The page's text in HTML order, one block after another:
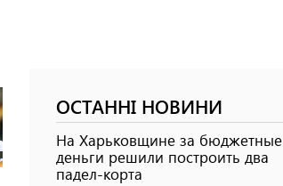
ОСТАННІ НОВИНИ
На Харьковщине за бюджетные
деньги решили построить два
падел-корта